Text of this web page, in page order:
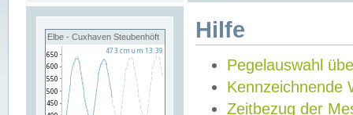
Elbe - Cuxhaven Steubenhöft Hilfe
Pegelauswahl
Kennzeichnende
Zeitbezug der